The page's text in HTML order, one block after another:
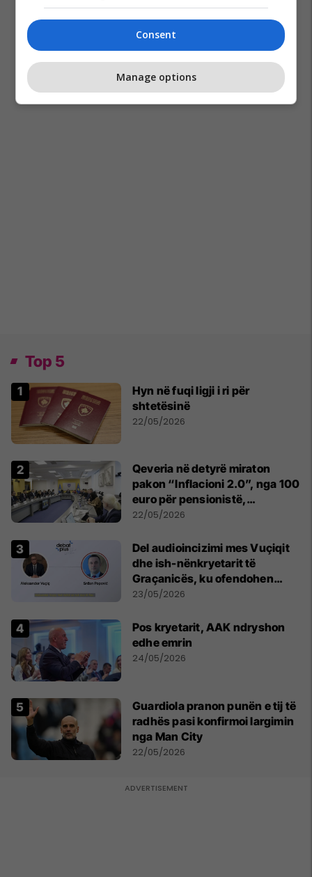
Top 5
Hyn në fuqi ligji i ri për
shtetësinë
22/05/2026
Qeveria në detyrë miraton
pakon “Inflacioni 2.0”, nga 100
euro për pensionistë,
punëtorët privat, fëmijë dhe
22/05/2026
Del audioincizimi mes Vuçiqit
dhe ish-nënkryetarit të
Graçanicës, ku ofendohen
krerë të Kishës Ortodokse
23/05/2026
Pos kryetarit, AAK ndryshon
edhe emrin
24/05/2026
Guardiola pranon punën e tij të
radhës pasi konfirmoi largimin
nga Man City
22/05/2026
Consent
Manage options